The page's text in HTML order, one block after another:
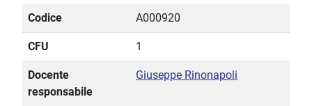
Codice A000920
CFU 1
Docente
responsabile
Giuseppe Rinonapoli